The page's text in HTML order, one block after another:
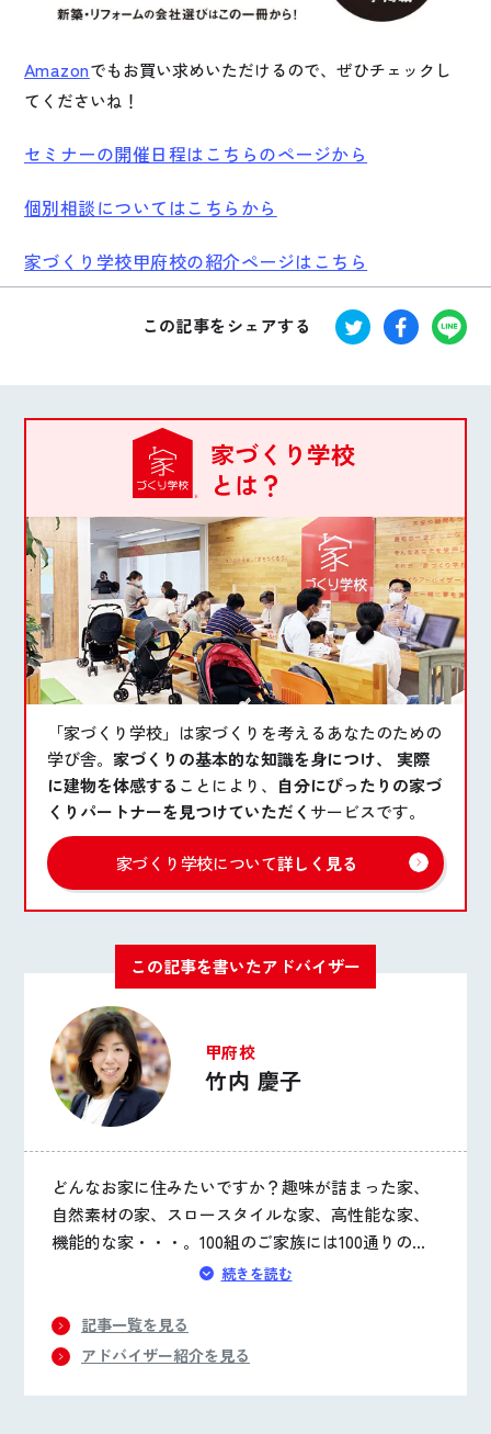
Amazonでもお買い求めいただけるので、ぜひチェックし
てくださいね！
セミナーの開催日程はこちらのページから
個別相談についてはこちらから
家づくり学校甲府校の紹介ページはこちら
この記事をシェアする
家づくり学校
とは？
「家づくり学校」は家づくりを考えるあなたのための
学び舎。 家づくりの基本的な知識を身につけ、 実際
に建物を体感する ことにより、 自分にぴったりの家づ
くりパートナーを見つけていただく サービスです。
家づくり学校について詳しく見る
この記事を書いたアドバイザー
甲府校
竹内 慶子
どんなお家に住みたいですか？趣味が詰まった家、
自然素材の家、スロースタイルな家、高性能な家、
機能的な家・・・。100組のご家族には100通りの想
いがあります。 それぞれのご家族に、毎日「心地い
ない家づくりのために、皆様に気付いてもらいたい
家づくりの大切なことをお伝えします。
続きを読む
記事一覧を見る
アドバイザー紹介を見る